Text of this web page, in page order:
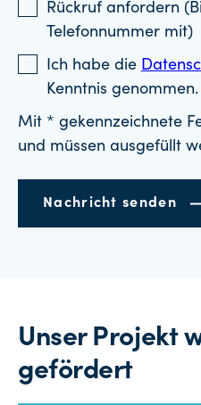
Rückruf anfordern
Telefonnummer mit)
Ich habe die
Kenntnis genommen.
Mit * gekennzeichnete
und müssen ausgefüllt
Nachricht senden
Unser Projekt
gefördert